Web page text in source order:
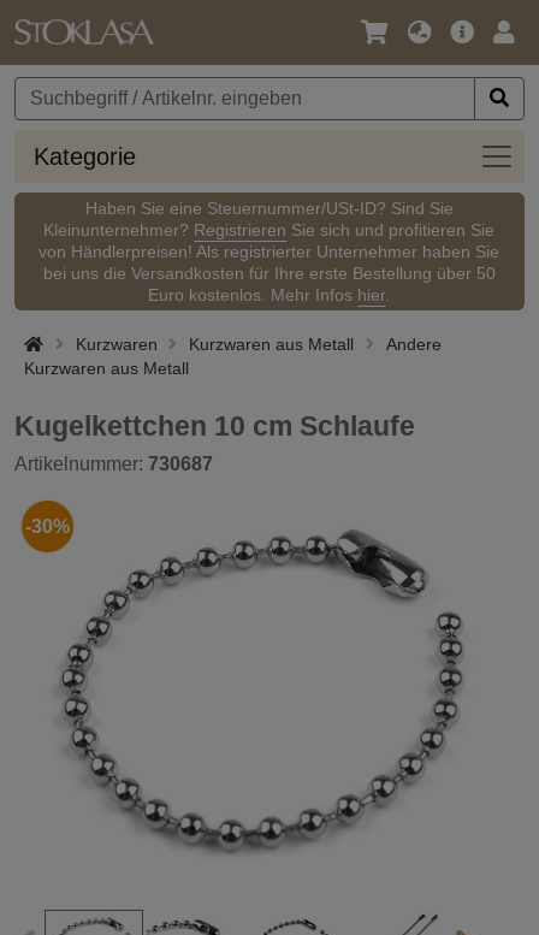
Sprache
Währung
Kategorie
Haben Sie eine Steuernummer/USt-ID? Sind Sie
Kleinunternehmer? Registrieren Sie sich und profitieren Sie
von Händlerpreisen! Als registrierter Unternehmer haben Sie
bei uns die Versandkosten für Ihre erste Bestellung über 50
Euro kostenlos. Mehr Infos hier.
Kurzwaren Kurzwaren aus Metall
Andere
Kurzwaren aus Metall
Kugelkettchen 10 cm Schlaufe
Artikelnummer: 730687
-30%